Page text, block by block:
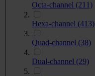
Octa-channel (211)
Hexa-channel (413)
Quad-channel (38)
Dual-channel (29)